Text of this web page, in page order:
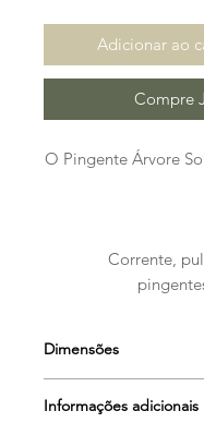
Adicionar ao
Compre
O Pingente Árvore
Corrente,
Dimensões
Informações adicionais